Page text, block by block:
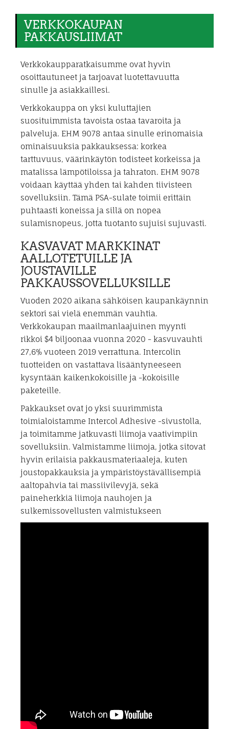
VERKKOKAUPAN
PAKKAUSLIIMAT
Verkkokaupparatkaisumme ovat hyvin
osoittautuneet ja tarjoavat luotettavuutta
sinulle ja asiakkaillesi.
Verkkokauppa on yksi kuluttajien
suosituimmista tavoista ostaa tavaroita ja
palveluja. EHM 9078 antaa sinulle erinomaisia
ominaisuuksia pakkauksessa: korkea
tarttuvuus, väärinkäytön todisteet korkeissa ja
matalissa lämpötiloissa ja tahraton. EHM 9078
voidaan käyttää yhden tai kahden tiivisteen
sovelluksiin. Tämä PSA-sulate toimii erittäin
puhtaasti koneissa ja sillä on nopea
sulamisnopeus, jotta tuotanto sujuisi sujuvasti.
KASVAVAT MARKKINAT
AALLOTETUILLE JA
JOUSTAVILLE
PAKKAUSSOVELLUKSILLE
Vuoden 2020 aikana sähköisen kaupankäynnin
sektori sai vielä enemmän vauhtia.
Verkkokaupan maailmanlaajuinen myynti
rikkoi $4 biljoonaa vuonna 2020 - kasvuvauhti
27,6% vuoteen 2019 verrattuna. Intercolin
tuotteiden on vastattava lisääntyneeseen
kysyntään kaikenkokoisille ja -kokoisille
paketeille.
Pakkaukset ovat jo yksi suurimmista
toimialoistamme Intercol Adhesive -sivustolla,
ja toimitamme jatkuvasti liimoja vaativimpiin
sovelluksiin. Valmistamme liimoja, jotka sitovat
hyvin erilaisia pakkausmateriaaleja, kuten
joustopakkauksia ja ympäristöystävällisempiä
aaltopahvia tai massiivilevyjä, sekä
paineherkkiä liimoja nauhojen ja
sulkemissovellusten valmistukseen